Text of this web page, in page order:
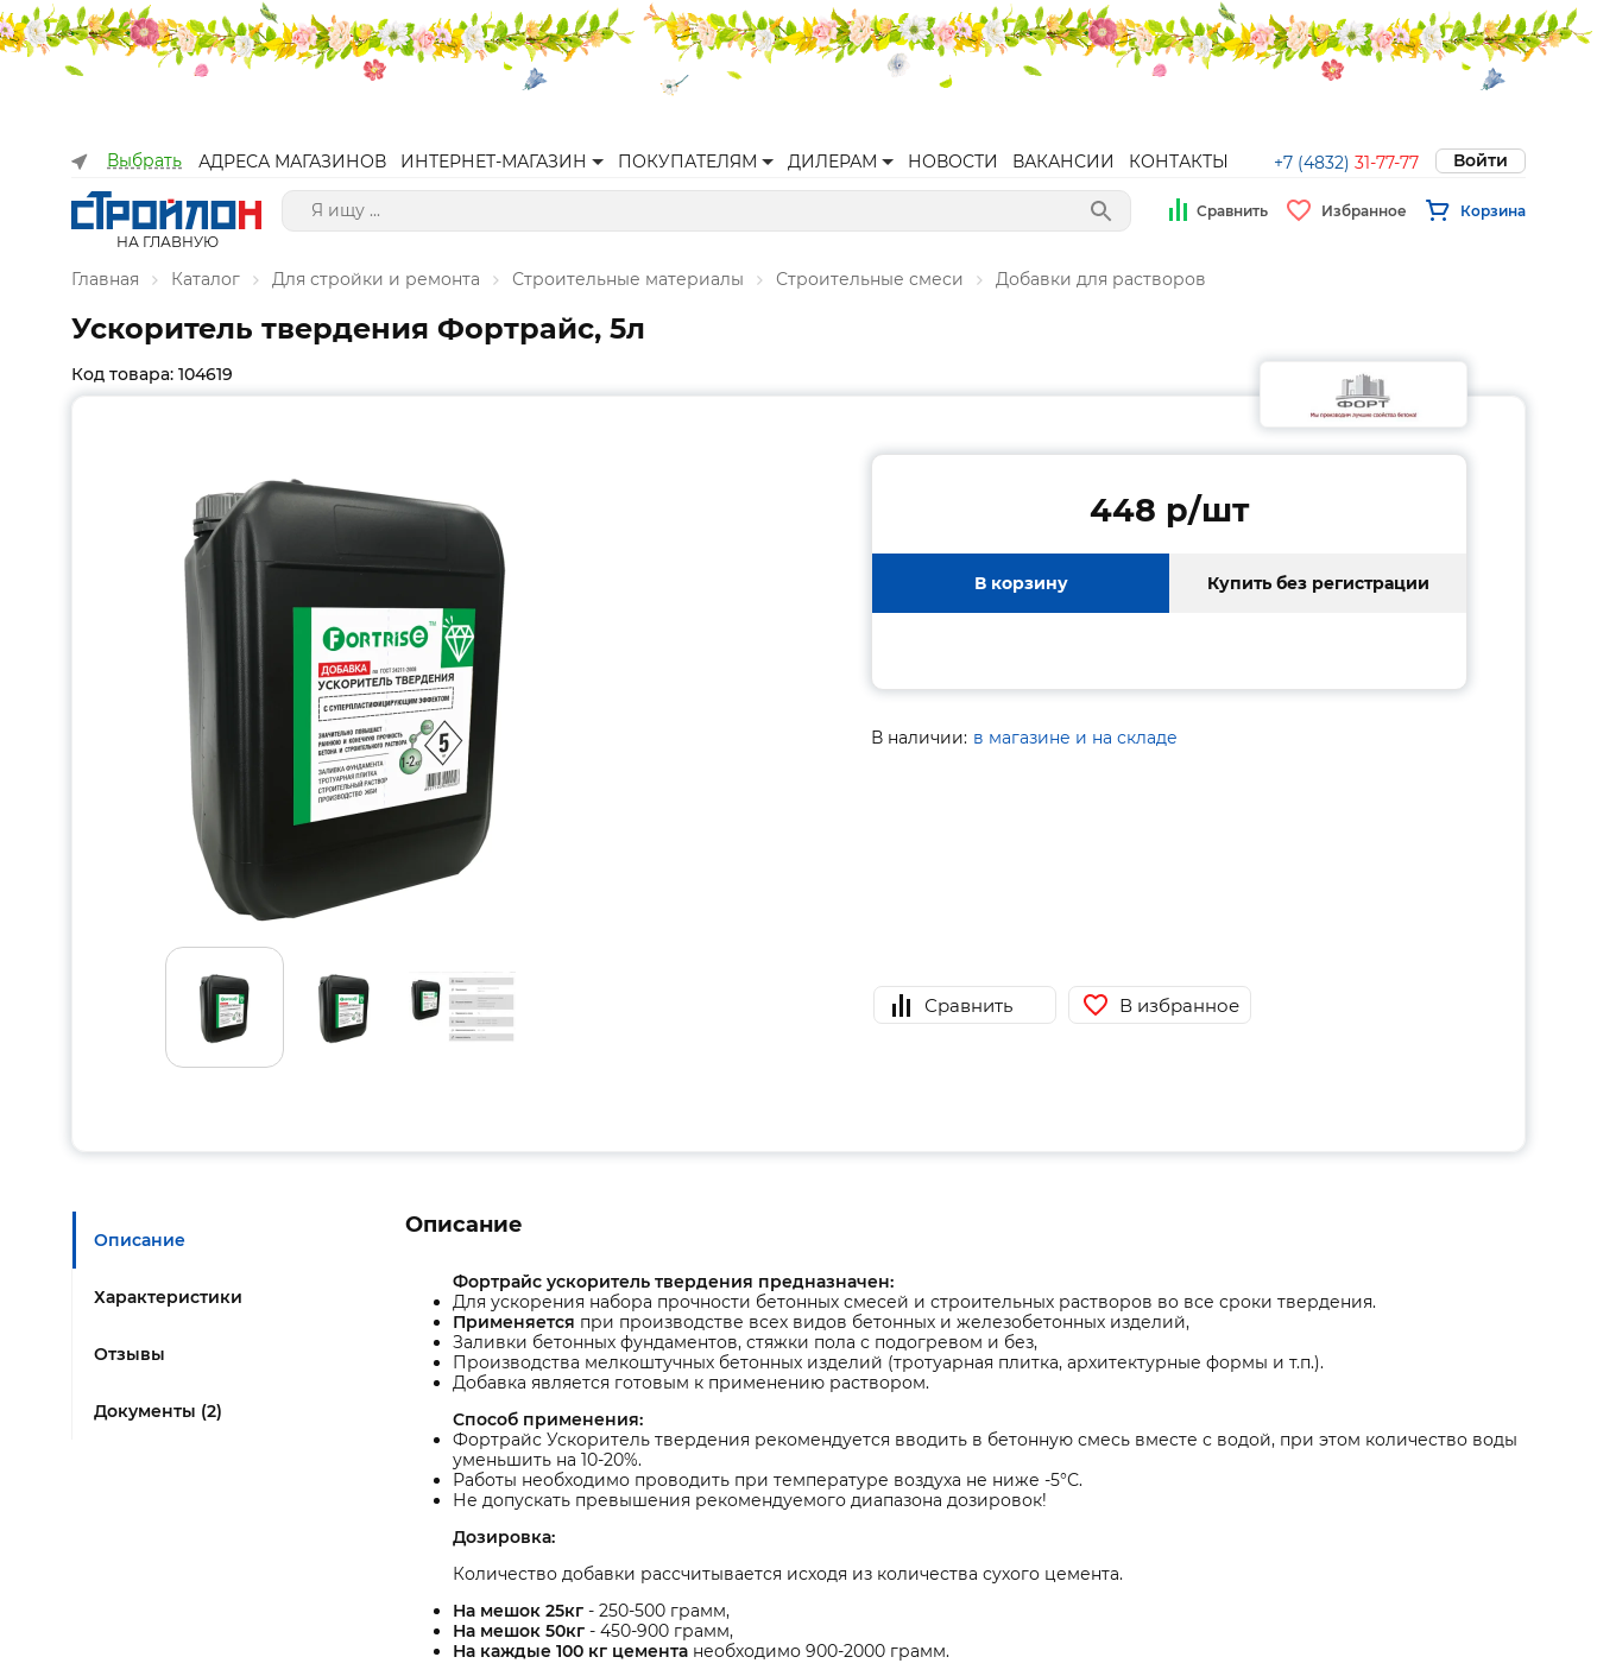
Выбрать АДРЕСА МАГАЗИНОВ ИНТЕРНЕТ-МАГАЗИН ПОКУПАТЕЛЯМ ДИЛЕРАМ НОВОСТИ ВАКАНСИИ КОНТАКТЫ +7 (4832) 31-77-77 Войти
НА ГЛАВНУЮ
Сравнить Избранное Корзина
Главная Каталог Для стройки и ремонта Строительные материалы Строительные смеси Добавки для растворов
Ускоритель твердения Фортрайс, 5л
Код товара: 104619
448 p/шт
В корзину Купить без регистрации
В наличии: в магазине и на складе
Сравнить В избранное
Описание
Характеристики
Отзывы
Документы (2)
Описание
Фортрайс ускоритель твердения предназначен:
Для ускорения набора прочности бетонных смесей и строительных растворов во все сроки твердения.
Применяется при производстве всех видов бетонных и железобетонных изделий,
Заливки бетонных фундаментов, стяжки пола с подогревом и без,
Производства мелкоштучных бетонных изделий (тротуарная плитка, архитектурные формы и т.п.).
Добавка является готовым к применению раствором.
Способ применения:
Фортрайс Ускоритель твердения рекомендуется вводить в бетонную смесь вместе с водой, при этом количество воды
уменьшить на 10-20%.
Работы необходимо проводить при температуре воздуха не ниже -5°С.
Не допускать превышения рекомендуемого диапазона дозировок!
Дозировка:
Количество добавки рассчитывается исходя из количества сухого цемента.
На мешок 25кг - 250-500 грамм,
На мешок 50кг - 450-900 грамм,
На каждые 100 кг цемента необходимо 900-2000 грамм.